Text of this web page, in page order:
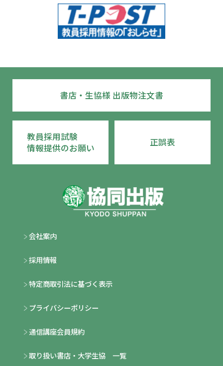
会社案内
採用情報
特定商取引法に基づく表示
プライバシーポリシー
通信講座会員規約
取り扱い書店・大学生協 一覧
書店・生協様 出版物注文書
教員採用試験
情報提供のお願い
正誤表